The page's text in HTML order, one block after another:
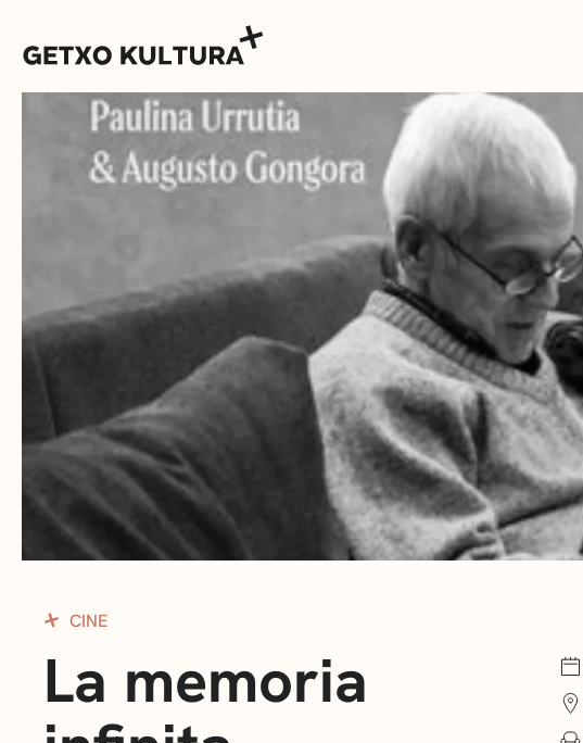
MUXIKEBARRI
CONTACTO
ENTRADAS
CINE
La memoria